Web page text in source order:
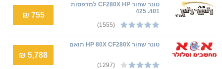
טונר שחור CF280X HP למדפסות
401. 425
(1555)
755 ₪
טונר ‏שחור HP 80X CF280X תואם
(1297)
5,788 ₪